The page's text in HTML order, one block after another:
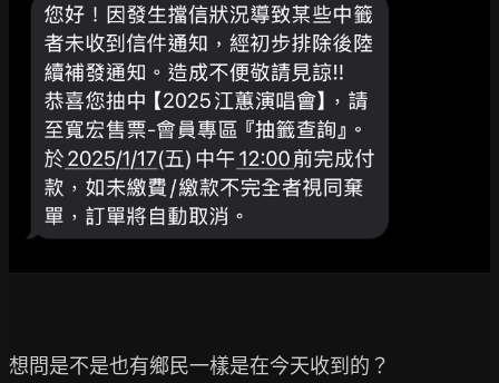
想問是不是也有鄉民一樣是在今天收到的？